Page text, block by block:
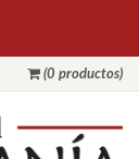
(0 productos)